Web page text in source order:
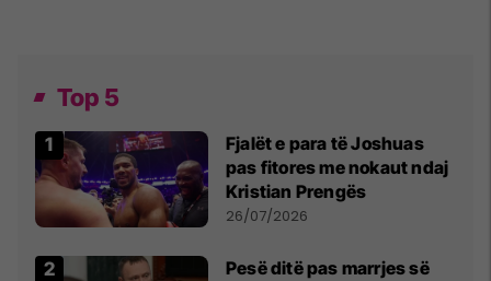
Top 5
Fjalët e para të Joshuas
pas fitores me nokaut ndaj
Kristian Prengës
26/07/2026
Pesë ditë pas marrjes së